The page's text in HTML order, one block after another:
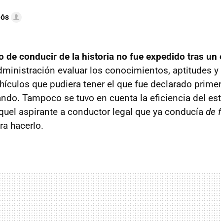
de conducir de la historia no fue expedido tras un
evaluar los conocimientos, aptitudes
que pudiera tener el que fue declarado
Tampoco se tuvo en cuenta la eficiencia del
aspirante a conductor legal que ya conducía de
hacerlo.